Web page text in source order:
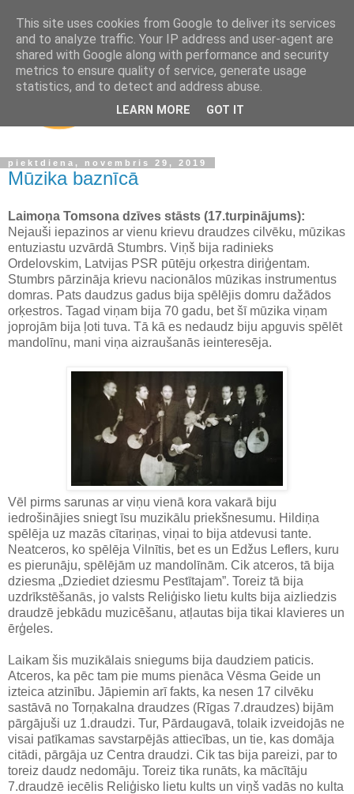
piektdiena, novembris 29, 2019
Mūzika baznīcā
Laimoņa Tomsona dzīves stāsts (17.turpinājums):
Nejauši iepazinos ar vienu krievu draudzes cilvēku, mūzikas
entuziastu uzvārdā Stumbrs. Viņš bija radinieks
Ordelovskim, Latvijas PSR pūtēju orķestra diriģentam.
Stumbrs pārzināja krievu nacionālos mūzikas instrumentus
domras. Pats daudzus gadus bija spēlējis domru dažādos
orķestros. Tagad viņam bija 70 gadu, bet šī mūzika viņam
joprojām bija ļoti tuva. Tā kā es nedaudz biju apguvis spēlēt
mandolīnu, mani viņa aizraušanās ieinteresēja.
Vēl pirms sarunas ar viņu vienā kora vakarā biju
iedrošinājies sniegt īsu muzikālu priekšnesumu. Hildiņa
spēlēja uz mazās cītariņas, viņai to bija atdevusi tante.
Neatceros, ko spēlēja Vilnītis, bet es un Edžus Leflers, kuru
es pierunāju, spēlējām uz mandolīnām. Cik atceros, tā bija
dziesma „Dziediet dziesmu Pestītajam”. Toreiz tā bija
uzdrīkstēšanās, jo valsts Reliģisko lietu kults bija aizliedzis
draudzē jebkādu muzicēšanu, atļautas bija tikai klavieres un
ērģeles.
Laikam šis muzikālais sniegums bija daudziem paticis.
Atceros, ka pēc tam pie mums pienāca Vēsma Geide un
izteica atzinību. Jāpiemin arī fakts, ka nesen 17 cilvēku
sastāvā no Torņakalna draudzes (Rīgas 7.draudzes) bijām
pārgājuši uz 1.draudzi. Tur, Pārdaugavā, tolaik izveidojās ne
visai patīkamas savstarpējās attiecības, un tie, kas domāja
citādi, pārgāja uz Centra draudzi. Cik tas bija pareizi, par to
toreiz daudz nedomāju. Toreiz tika runāts, ka mācītāju
7.draudzē iecēlis Reliģisko lietu kults un viņš vadās no kulta
This site uses cookies from Google to deliver its services
and to analyze traffic. Your IP address and user-agent are
shared with Google along with performance and security
metrics to ensure quality of service, generate usage
statistics, and to detect and address abuse.
LEARN MORE GOT IT